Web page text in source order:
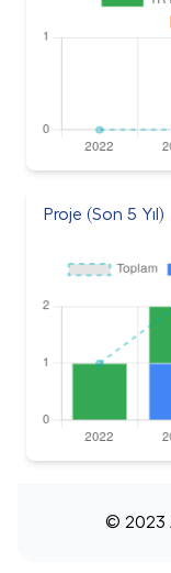
Proje (Son 5 Yıl)
© 2023